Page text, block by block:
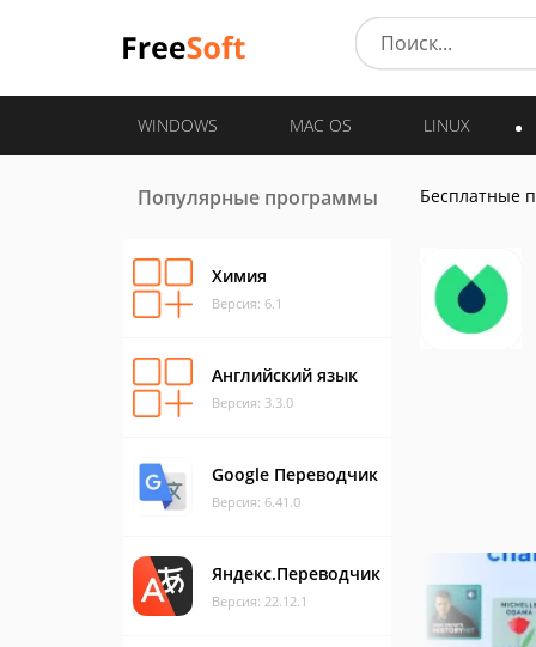
WINDOWS MAC OS LINUX
Популярные программы
Химия
Версия: 6.1
Английский язык
Версия: 3.3.0
Google Переводчик
Версия: 6.41.0
Яндекс.Переводчик
Версия: 22.12.1
Бесплатные